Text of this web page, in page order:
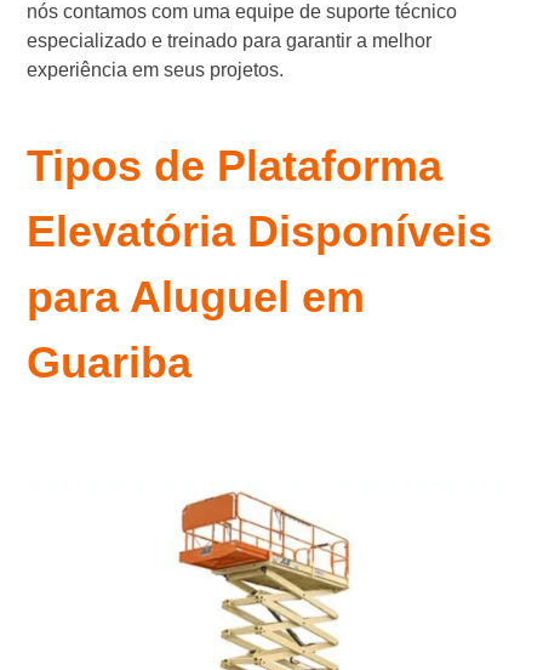
nós contamos com uma equipe de suporte técnico
especializado e treinado para garantir a melhor
experiência em seus projetos.
Tipos de Plataforma
Elevatória Disponíveis
para Aluguel em
Guariba